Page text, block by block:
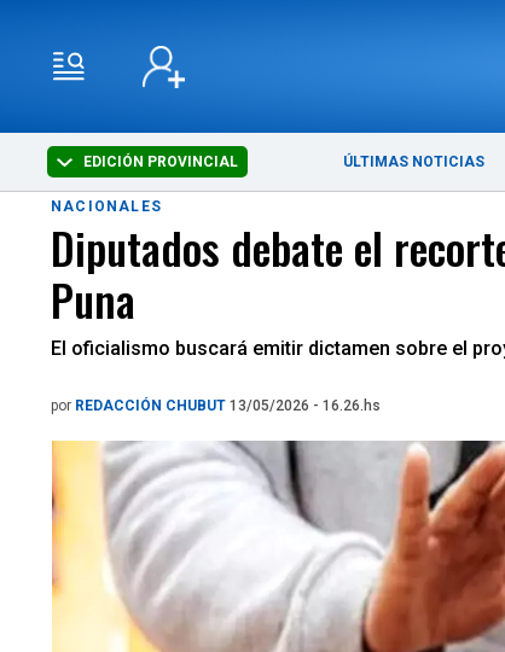
EDICIÓN PROVINCIAL ÚLTIMAS NOTICIAS
NACIONALES
Diputados debate el
Puna
El oficialismo buscará emitir dictamen sobre el
por REDACCIÓN CHUBUT 13/05/2026 - 16.26.hs